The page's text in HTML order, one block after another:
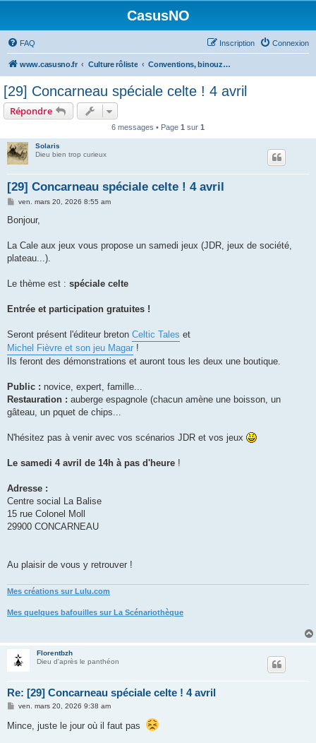
CasusNO
FAQ Connexion
Inscription
www.casusno.fr Culture rôliste Conventions, binouzes et recherche de joueurs
[29] Concarneau spéciale celte ! 4 avril
Répondre
6 messages • Page 1 sur 1
Solaris
Dieu bien trop curieux
[29] Concarneau spéciale celte ! 4 avril
M
s
g
ven. mars 20, 2026 8:55 am
Bonjour,
La Cale aux jeux vous propose un samedi jeux (JDR, jeux de société,
plateau...).
Le thème est : spéciale celte
Entrée et participation gratuites !
Seront présent l'éditeur breton Celtic Tales et
Michel Fièvre et son jeu Magar !
Ils feront des démonstrations et auront tous les deux une boutique.
Public : novice, expert, famille...
Restauration : auberge espagnole (chacun amène une boisson, un
gâteau, un pquet de chips...
N'hésitez pas à venir avec vos scénarios JDR et vos jeux
Le samedi 4 avril de 14h à pas d'heure !
Adresse :
Centre social La Balise
15 rue Colonel Moll
29900 CONCARNEAU
Au plaisir de vous y retrouver !
Mes créations sur Lulu.com
Mes quelques bafouilles sur La Scénariothèque
Florentbzh
Dieu d'après le panthéon
Re: [29] Concarneau spéciale celte ! 4 avril
M
s
s
ven. mars 20, 2026 9:38 am
Mince, juste le jour où il faut pas